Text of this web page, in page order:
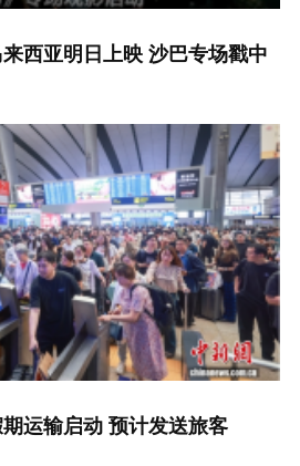
来西亚明日上映 沙巴专场戳中
运输启动 预计发送旅客